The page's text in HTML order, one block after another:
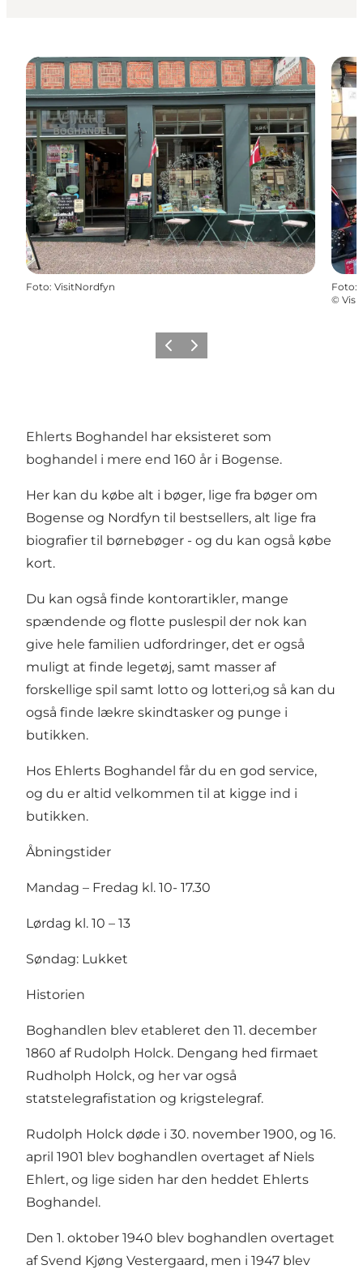
Foto: VisitNordfyn Foto:
©
ForrigeNæste
Ehlerts Boghandel har eksisteret som
boghandel i mere end 160 år i Bogense.
Her kan du købe alt i bøger, lige fra bøger om
Bogense og Nordfyn til bestsellers, alt lige fra
biografier til børnebøger - og du kan også købe
kort.
Du kan også finde kontorartikler, mange
spændende og flotte puslespil der nok kan
give hele familien udfordringer, det er også
muligt at finde legetøj, samt masser af
forskellige spil samt lotto og lotteri,og så kan du
også finde lækre skindtasker og punge i
butikken.
Hos Ehlerts Boghandel får du en god service,
og du er altid velkommen til at kigge ind i
butikken.
Åbningstider
Mandag – Fredag kl. 10- 17.30
Lørdag kl. 10 – 13
Søndag: Lukket
Historien
Boghandlen blev etableret den 11. december
1860 af Rudolph Holck. Dengang hed firmaet
Rudholph Holck, og her var også
statstelegrafistation og krigstelegraf.
Rudolph Holck døde i 30. november 1900, og 16.
april 1901 blev boghandlen overtaget af Niels
Ehlert, og lige siden har den heddet Ehlerts
Boghandel.
Den 1. oktober 1940 blev boghandlen overtaget
af Svend Kjøng Vestergaard, men i 1947 blev